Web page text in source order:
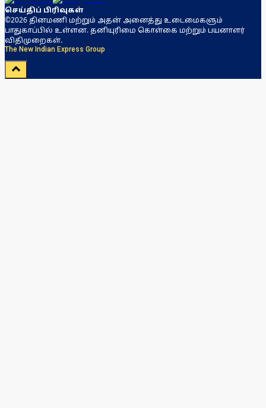
செய்திப் பிரிவுகள்
©2026 தினமணி மற்றும் அதன் அனைத்து உடைமைகளும்
பாதுகாப்பில் உள்ளன. தனியுரிமை கொள்கை மற்றும் பயனாளர்
விதிமுறைகள்.
The New Indian Express Group